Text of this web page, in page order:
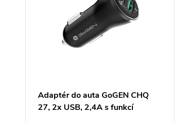
Adaptér do auta GoGEN CHQ
27, 2x USB, 2,4A s funkcí